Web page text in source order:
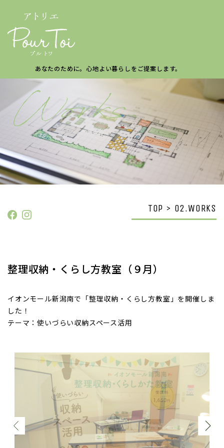
あなたのために。心地よい暮らしをご提案します。
TOP > 02.WORKS
整理収納・くらし方教室（９月）
イオンモール新潟南で「整理収納・くらし方教室」を開催しま
した！
テーマ：使いづらい収納スペース活用